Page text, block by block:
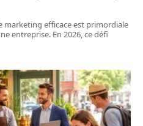
efficace est primordiale
entreprise. En 2026, ce défi